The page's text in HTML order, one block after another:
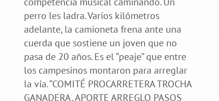
perro les ladra. Varios kilómetros
adelante, la camioneta frena ante una
cuerda que sostiene un joven que no
pasa de 20 años. Es el “peaje” que entre
los campesinos montaron para arreglar
la vía. “COMITÉ PROCARRETERA TROCHA
GANADERA, APORTE ARREGLO PASOS